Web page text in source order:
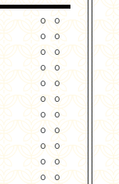
0
0
0
0
0
0
0
0
0
0
0
0
0
0
0
0
0
0
0
0
0
0